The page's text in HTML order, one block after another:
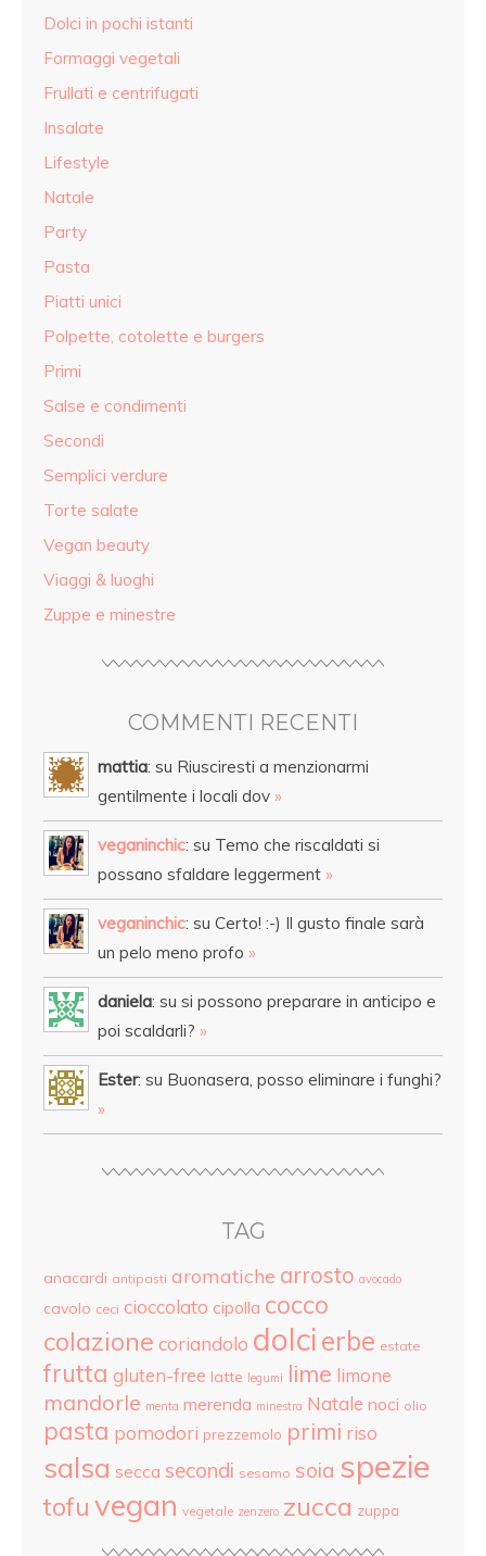
Dolci in pochi istanti
Formaggi vegetali
Frullati e centrifugati
Insalate
Lifestyle
Natale
Party
Pasta
Piatti unici
Polpette, cotolette e burgers
Primi
Salse e condimenti
Secondi
Semplici verdure
Torte salate
Vegan beauty
Viaggi & luoghi
Zuppe e minestre
COMMENTI RECENTI
mattia: su Riusciresti a menzionarmi
gentilmente i locali dov »
veganinchic: su Temo che riscaldati si
possano sfaldare leggerment »
veganinchic: su Certo! :-) Il gusto finale sarà
un pelo meno profo »
daniela: su si possono preparare in anticipo e
poi scaldarli? »
Ester: su Buonasera, posso eliminare i funghi?
»
TAG
anacardi antipasti aromatiche arrosto avocado
cavolo ceci cioccolato cipolla cocco
colazione coriandolo dolci erbe estate
frutta gluten-free latte legumi lime limone
mandorle menta merenda minestra Natale noci olio
pasta pomodori prezzemolo primi riso
salsa secca secondi sesamo soia spezie
tofu vegan vegetale zenzero zucca zuppa